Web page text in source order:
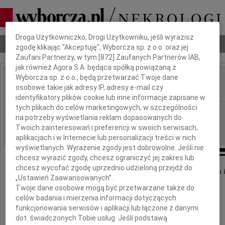
Nekrologi Odeszli Poradnik pogrzebowy
IMIĘ I NAZWISKO: Zbyszek Olszewski
REGION: cała Polska
DATA EMISJI: 12.06.2018
Odszedł w wieczność pozostawiając nas w wielkim żalu
Zbyszek Olszewski
Dbamy o Twoją prywatność
Droga Użytkowniczko, Drogi Użytkowniku, jeśli wyrazisz
zgodę klikając "Akceptuję", Wyborcza sp. z o.o. oraz jej
Zaufani Partnerzy, w tym [872 ] Zaufanych Partnerów IAB,
jak również Agora S.A. będąca spółką powiązaną z
Wyborcza sp. z o.o., będą przetwarzać Twoje dane
osobowe takie jak adresy IP, adresy e-mail czy
identyfikatory plików cookie lub inne informacje zapisane w
tych plikach do celów marketingowych, w szczególności
na potrzeby wyświetlania reklam dopasowanych do
Twoich zainteresowań i preferencji w swoich serwisach,
aplikacjach i w Internecie lub personalizacji treści w nich
wyświetlanych. Wyrażenie zgody jest dobrowolne. Jeśli nie
chcesz wyrazić zgody, chcesz ograniczyć jej zakres lub
chcesz wycofać zgodę uprzednio udzieloną przejdź do
„Ustawień Zaawansowanych”.
Twoje dane osobowe mogą być przetwarzane także do
celów badania i mierzenia informacji dotyczących
funkcjonowania serwisów i aplikacji lub łączone z danymi
dot. świadczonych Tobie usług. Jeśli podstawą